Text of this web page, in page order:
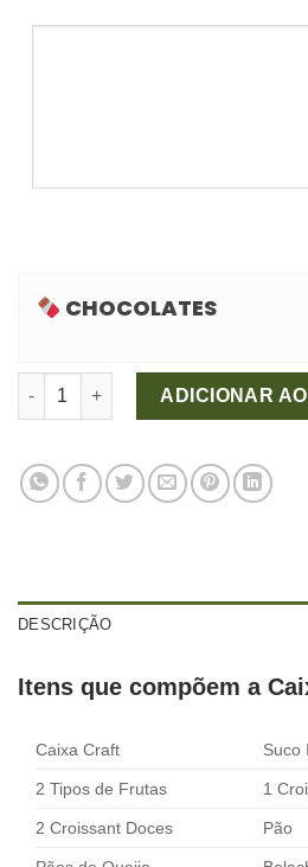
CHOCOLATES
Caixa Delícia quantidade
ADICIONAR
DESCRIÇÃO
Itens que compõem a
Caixa Craft Suco
2 Tipos de Frutas 1
2 Croissant Doces Pão